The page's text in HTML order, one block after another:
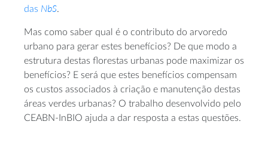
das NbS.
Mas como saber qual é o contributo do arvoredo
urbano para gerar estes benefícios? De que modo a
estrutura destas florestas urbanas pode maximizar os
benefícios? E será que estes benefícios compensam
os custos associados à criação e manutenção destas
áreas verdes urbanas? O trabalho desenvolvido pelo
CEABN-InBIO ajuda a dar resposta a estas questões.